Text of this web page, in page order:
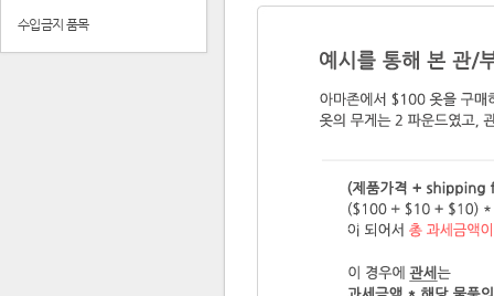
수입금지 품목